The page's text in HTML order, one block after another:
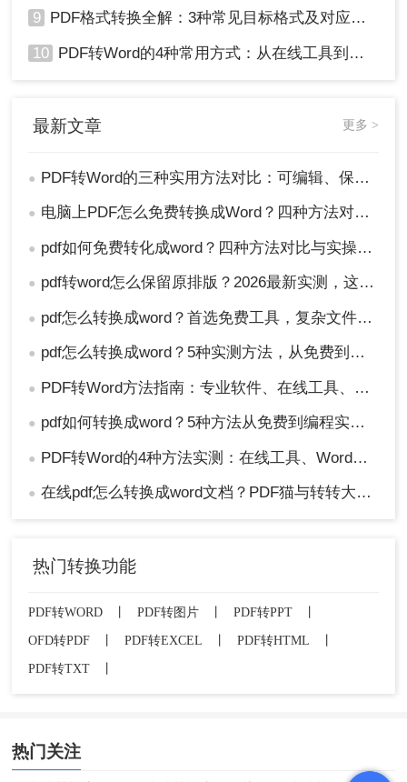
9 PDF格式转换全解：3种常见目标格式及对应操作方法！
10 PDF转Word的4种常用方式：从在线工具到桌面软件全梳理！
最新文章 更多 >
● PDF转Word的三种实用方法对比：可编辑、保格式、避风险！
● 电脑上PDF怎么免费转换成Word？四种方法对比与实操指南（附详细表格）!
● pdf如何免费转化成word？四种方法对比与实操指南（附详细表格）
● pdf转word怎么保留原排版？2026最新实测，这5种方法从免费到专业全搞定！
● pdf怎么转换成word？首选免费工具，复杂文件再上专业软件！
● pdf怎么转换成word？5种实测方法，从免费到专业全攻略！
● PDF转Word方法指南：专业软件、在线工具、Word内置与改后缀名4种方案对比！
● pdf如何转换成word？5种方法从免费到编程实测对比！
● PDF转Word的4种方法实测：在线工具、Word、Adobe与开源软件对比！！
● 在线pdf怎么转换成word文档？PDF猫与转转大师2种在线工具使用指南与功能对比！
热门转换功能
PDF转WORD PDF转图片 PDF转PPT
OFD转PDF
PDF转EXCEL PDF转HTML
PDF转TXT
热门关注